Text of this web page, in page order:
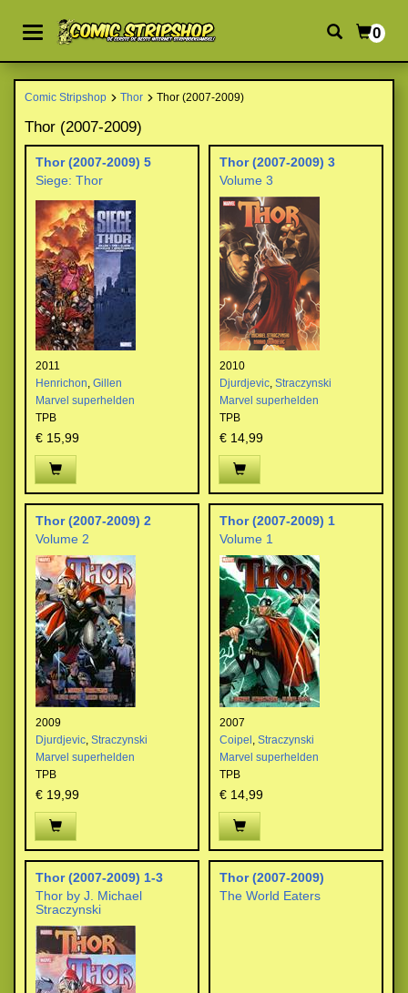
0
Comic Stripshop Thor Thor (2007-2009)
Thor (2007-2009)
Thor (2007-2009) 5
Siege: Thor
2011
Henrichon, Gillen
Marvel superhelden
TPB
€ 15,99
Thor (2007-2009) 3
Volume 3
2010
Djurdjevic, Straczynski
Marvel superhelden
TPB
€ 14,99
Thor (2007-2009) 2
Volume 2
2009
Djurdjevic, Straczynski
Marvel superhelden
TPB
€ 19,99
Thor (2007-2009) 1
Volume 1
2007
Coipel , Straczynski
Marvel superhelden
TPB
€ 14,99
Thor (2007-2009) 1-3
Thor by J. Michael
Straczynski
Thor (2007-2009)
The World Eaters